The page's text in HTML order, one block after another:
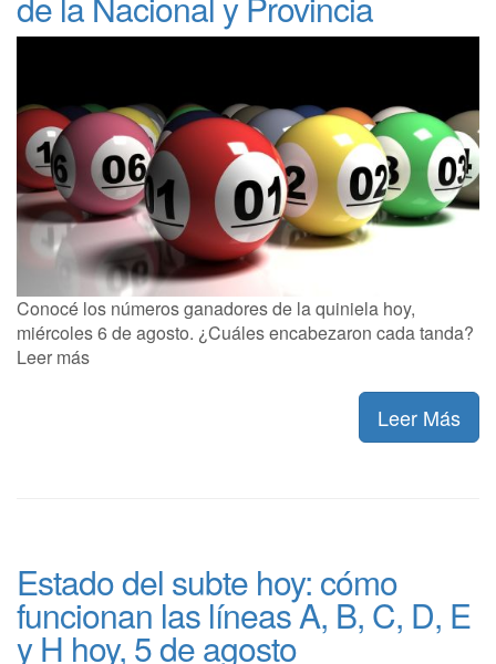
Conocé los números ganadores de la quiniela hoy,
miércoles 6 de agosto. ¿Cuáles encabezaron cada tanda?
Leer más
Leer Más
Estado del subte hoy: cómo
funcionan las líneas A, B, C, D, E
y H hoy, 5 de agosto